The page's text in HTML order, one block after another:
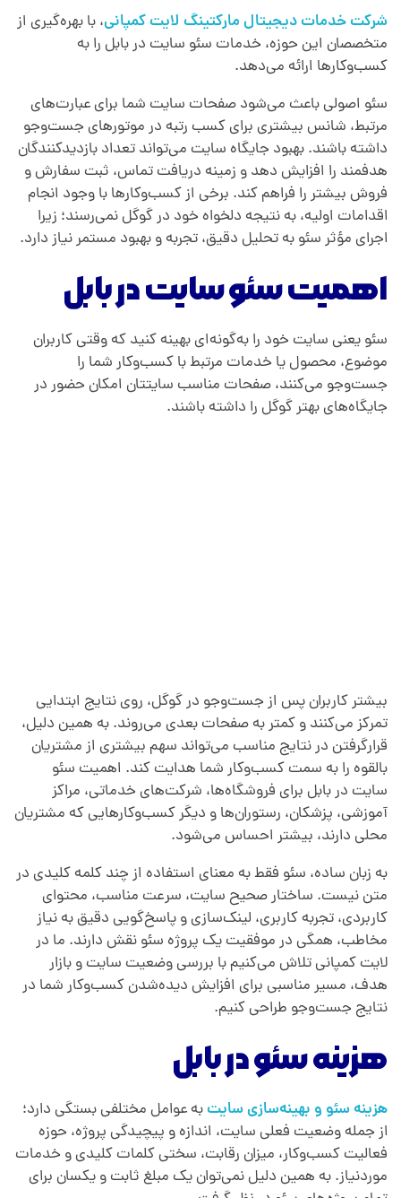
ت
د
ر
ب
ا
ب
ل
شرکت خدمات دیجیتال مارکتینگ لایت کمپانی، با بهره‌گیری از
متخصصان این حوزه، خدمات سئو سایت در بابل را به
کسب‌وکارها ارائه می‌دهد.
سئو اصولی باعث می‌شود صفحات سایت شما برای عبارت‌های
مرتبط، شانس بیشتری برای کسب رتبه در موتورهای جست‌وجو
داشته باشند. بهبود جایگاه سایت می‌تواند تعداد بازدیدکنندگان
هدفمند را افزایش دهد و زمینه دریافت تماس، ثبت سفارش و
فروش بیشتر را فراهم کند. برخی از کسب‌وکارها با وجود انجام
اقدامات اولیه، به نتیجه دلخواه خود در گوگل نمی‌رسند؛ زیرا
اجرای مؤثر سئو به تحلیل دقیق، تجربه و بهبود مستمر نیاز دارد.
اهمیت سئو سایت در بابل
سئو یعنی سایت خود را به‌گونه‌ای بهینه کنید که وقتی کاربران
موضوع، محصول یا خدمات مرتبط با کسب‌وکار شما را
جست‌وجو می‌کنند، صفحات مناسب سایتتان امکان حضور در
جایگاه‌های بهتر گوگل را داشته باشند.
بیشتر کاربران پس از جست‌وجو در گوگل، روی نتایج ابتدایی
تمرکز می‌کنند و کمتر به صفحات بعدی می‌روند. به همین دلیل،
قرارگرفتن در نتایج مناسب می‌تواند سهم بیشتری از مشتریان
بالقوه را به سمت کسب‌وکار شما هدایت کند. اهمیت سئو
سایت در بابل برای فروشگاه‌ها، شرکت‌های خدماتی، مراکز
آموزشی، پزشکان، رستوران‌ها و دیگر کسب‌وکارهایی که مشتریان
محلی دارند، بیشتر احساس می‌شود.
به زبان ساده، سئو فقط به معنای استفاده از چند کلمه کلیدی در
متن نیست. ساختار صحیح سایت، سرعت مناسب، محتوای
کاربردی، تجربه کاربری، لینک‌سازی و پاسخ‌گویی دقیق به نیاز
مخاطب، همگی در موفقیت یک پروژه سئو نقش دارند. ما در
لایت کمپانی تلاش می‌کنیم با بررسی وضعیت سایت و بازار
هدف، مسیر مناسبی برای افزایش دیده‌شدن کسب‌وکار شما در
نتایج جست‌وجو طراحی کنیم.
هزینه سئو در بابل
هزینه سئو و بهینه‌سازی سایتبه عوامل مختلفی بستگی دارد؛
از جمله وضعیت فعلی سایت، اندازه و پیچیدگی پروژه، حوزه
فعالیت کسب‌وکار، میزان رقابت، سختی کلمات کلیدی و خدمات
موردنیاز. به همین دلیل نمی‌توان یک مبلغ ثابت و یکسان برای